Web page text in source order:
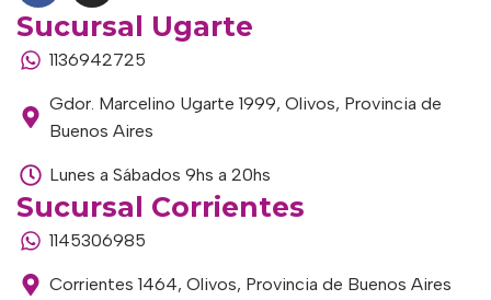
Sucursal Ugarte
1136942725
Gdor. Marcelino Ugarte 1999, Olivos, Provincia de
Buenos Aires
Lunes a Sábados 9hs a 20hs
Sucursal Corrientes
1145306985
Corrientes 1464, Olivos, Provincia de Buenos Aires